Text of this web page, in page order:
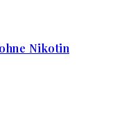
Nikotin